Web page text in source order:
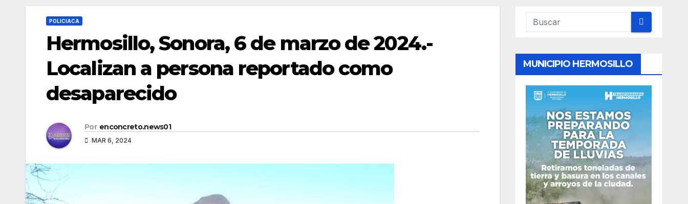
POLICIACA
Hermosillo, Sonora, 6 de marzo de 2024.-
Localizan a persona reportado como
desaparecido
Por enconcreto.news01
MAR 6, 2024
MUNICIPIO HERMOSILLO